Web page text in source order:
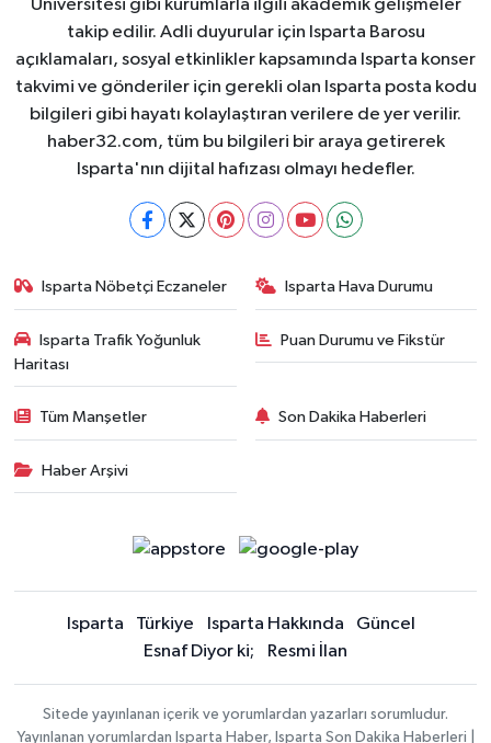
Üniversitesi gibi kurumlarla ilgili akademik gelişmeler
takip edilir. Adli duyurular için Isparta Barosu
açıklamaları, sosyal etkinlikler kapsamında Isparta konser
takvimi ve gönderiler için gerekli olan Isparta posta kodu
bilgileri gibi hayatı kolaylaştıran verilere de yer verilir.
haber32.com, tüm bu bilgileri bir araya getirerek
Isparta'nın dijital hafızası olmayı hedefler.
Isparta Nöbetçi Eczaneler Isparta Hava Durumu
Isparta Trafik Yoğunluk
Haritası
Puan Durumu ve Fikstür
Tüm Manşetler Son Dakika Haberleri
Haber Arşivi
Isparta Türkiye Isparta Hakkında
Güncel
Esnaf Diyor ki;
Resmi İlan
Sitede yayınlanan içerik ve yorumlardan yazarları sorumludur.
Yayınlanan yorumlardan Isparta Haber, Isparta Son Dakika Haberleri |